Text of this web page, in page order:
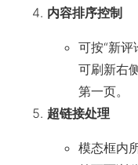
内容排序控制
可按“新评
可刷新右
第一页。
超链接处理
模态框内